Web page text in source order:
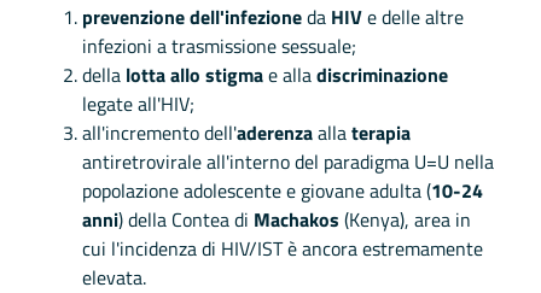
prevenzione dell'infezioneda HIVe delle altre
infezioni a trasmissione sessuale;
della lotta allo stigmae alladiscriminazione
legate all'HIV;
all'incremento dell'aderenzaallaterapia
antiretrovirale all'interno del paradigma U=U nella
popolazione adolescente e giovane adulta (10-24
anni) della Contea di Machakos (Kenya), area in
cui l'incidenza di HIV/IST è ancora estremamente
elevata.